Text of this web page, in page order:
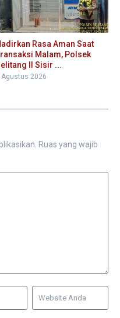
Rasa Aman Saat
Malam, Polsek
II Sisir ...
Agustus 2026
Ruas yang wajib